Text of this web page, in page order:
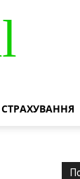
СТРАХУВАННЯ